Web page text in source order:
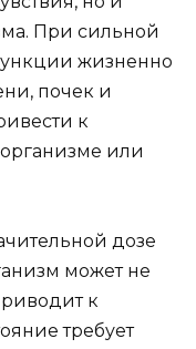
При сильной
жизненно
почек и
к
или
дозе
может не
к
требует